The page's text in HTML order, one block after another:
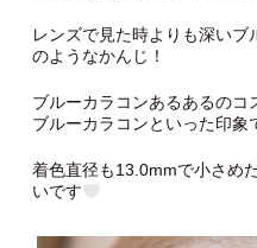
レンズで見た時よりも深い
のようなかんじ！
ブルーカラコンあるあるのコ
ブルーカラコンといった印象
着色直径も13.0mmで小さめ
いです